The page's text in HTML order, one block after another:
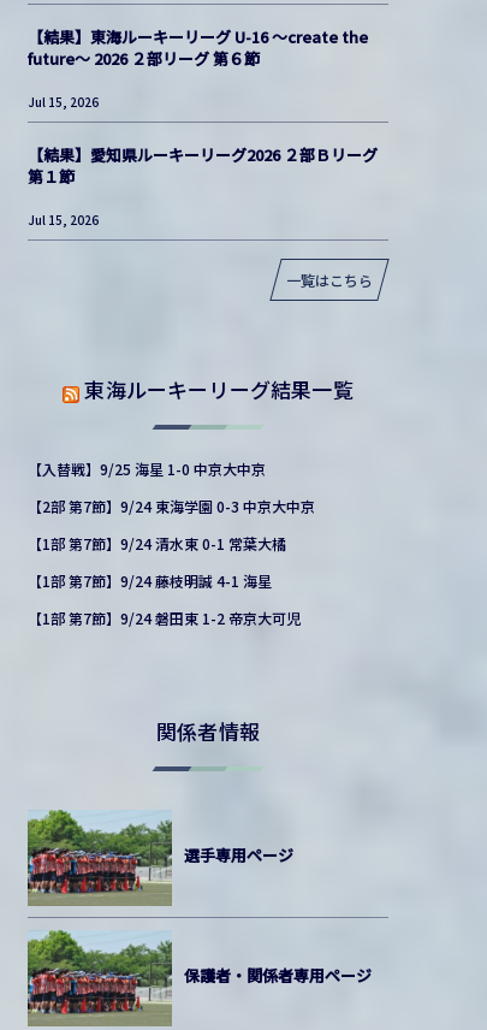
【結果】東海ルーキーリーグ U-16 〜create the
future〜 2026 ２部リーグ 第６節
Jul 15, 2026
【結果】愛知県ルーキーリーグ2026 ２部Ｂリーグ
第１節
Jul 15, 2026
一覧はこちら
東海ルーキーリーグ結果一覧
【入替戦】9/25 海星 1-0 中京大中京
【2部 第7節】9/24 東海学園 0-3 中京大中京
【1部 第7節】9/24 清水東 0-1 常葉大橘
【1部 第7節】9/24 藤枝明誠 4-1 海星
【1部 第7節】9/24 磐田東 1-2 帝京大可児
関係者情報
選手専用ページ
保護者・関係者専用ページ